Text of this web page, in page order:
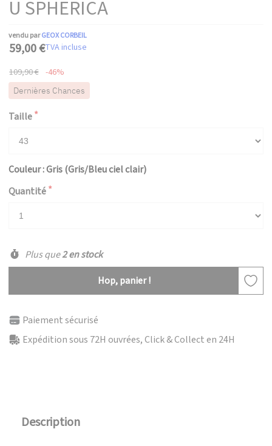
U SPHERICA
vendu parGEOX CORBEIL
59,00 €TVA incluse
109,90 € -46%
Dernières Chances
Taille
Couleur : Gris (Gris/Bleu ciel clair)
Quantité
Plus que2 en stock
Hop, panier !
Paiement sécurisé
Expédition sous 72H ouvrées, Click & Collect en 24H
Description